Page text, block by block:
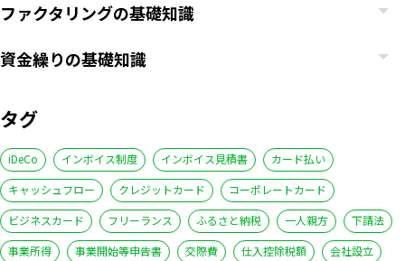
ファクタリングの基礎知識
資金繰りの基礎知識
タグ
iDeCo インボイス制度 インボイス見積書
カード払い
キャッシュフロー
クレジットカード
コーポレートカード
ビジネスカード
フリーランス ふるさと納税 一人親方
下請法
事業所得
事業開始等申告書 交際費 仕入控除税額
会社設立